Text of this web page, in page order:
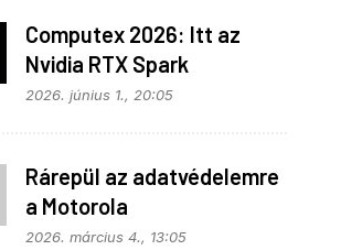
Computex 2026: Itt az
Nvidia RTX Spark
processzor
2026. június 1., 20:05
Rárepül az adatvédelemre
a Motorola
2026. március 4., 13:05